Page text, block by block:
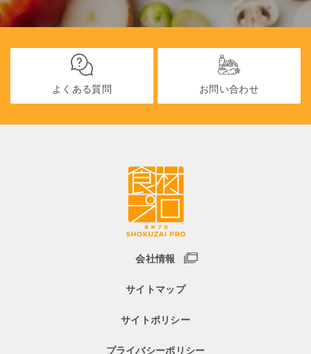
よくある質問 お問い合わせ
会社情報
サイトマップ
サイトポリシー
プライバシーポリシー